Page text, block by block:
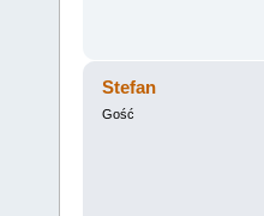
Stefan
Gość